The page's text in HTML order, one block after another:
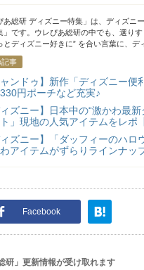
集あ総研 ディズニー特集」は、ディズ
」です。ウレぴあ総研の中でも、選り
とディズニー好きに” を合い言葉に、
記事
ャンドゥ】新作「ディズニー
円ポーチなど充実♪
ィズニー】日本中の“激かわ最
」現地の人気アイテムをレポ
ィズニー】「ダッフィーのハ
アイテムがずらりラインナッ
Facebook
研」更新情報が受け取れます